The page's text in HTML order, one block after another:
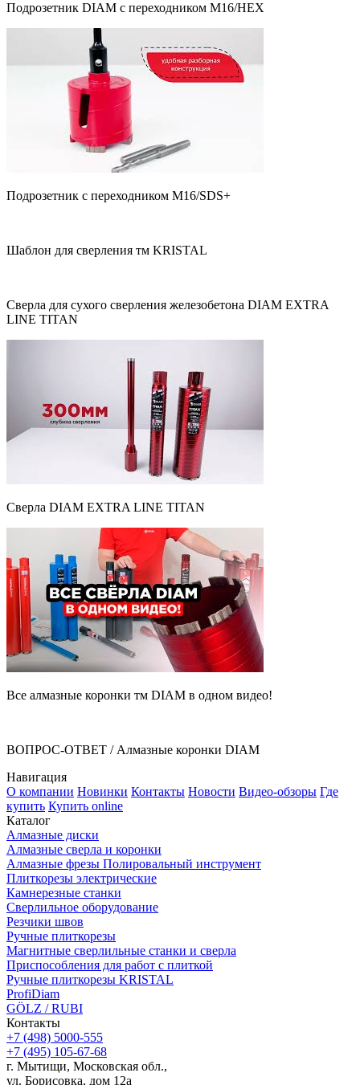
Подрозетник DIAM с переходником М16/HEX
Подрозетник с переходником М16/SDS+
Шаблон для сверления тм KRISTAL
Сверла для сухого сверления железобетона DIAM EXTRA
LINE TITAN
Сверла DIAM EXTRA LINE TITAN
Все алмазные коронки тм DIAM в одном видео!
ВОПРОС-ОТВЕТ / Алмазные коронки DIAM
Навигация
О компании Новинки Контакты Новости Видео-обзоры Где
купить Купить online
Каталог
Алмазные диски
Алмазные сверла и коронки
Алмазные фрезы Полировальный инструмент
Плиткорезы электрические
Камнерезные станки
Сверлильное оборудование
Резчики швов
Ручные плиткорезы
Магнитные сверлильные станки и сверла
Приспособления для работ с плиткой
Ручные плиткорезы KRISTAL
ProfiDiam
GÖLZ / RUBI
Контакты
+7 (498) 5000-555
+7 (495) 105-67-68
г. Мытищи, Московская обл.,
ул. Борисовка, дом 12а